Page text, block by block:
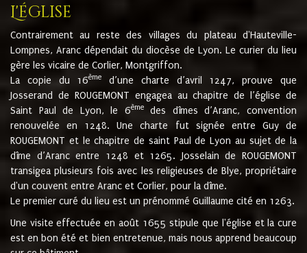
L'église
Contrairement au reste des villages du plateau d'Hauteville-
Lompnes, Aranc dépendait du diocèse de Lyon. Le curier du lieu
gère les vicaire de Corlier, Montgriffon.
La copie du 16ème
d’une charte d’avril 1247, prouve que
Josserand de ROUGEMONT engagea au chapitre de l’église de
Saint Paul de Lyon, le 6èmedes dîmes d’Aranc, convention
renouvelée en 1248. Une charte fut signée entre Guy de
ROUGEMONT et le chapitre de saint Paul de Lyon au sujet de la
dîme d’Aranc entre 1248 et 1265. Josselain de ROUGEMONT
transigea plusieurs fois avec les religieuses de Blye, propriétaire
d'un couvent entre Aranc et Corlier, pour la dîme.
Le premier curé du lieu est un prénommé Guillaume cité en 1263.
Une visite effectuée en août 1655 stipule que l'église et la cure
est en bon été et bien entretenue, mais nous apprend beaucoup